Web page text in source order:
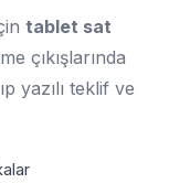
tablet sat
çıkışlarında
yazılı teklif ve